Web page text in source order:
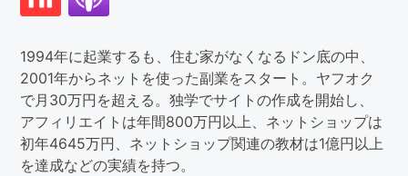
1994年に起業するも、住む家がなくなるドン底の中、
2001年からネットを使った副業をスタート。ヤフオク
で月30万円を超える。独学でサイトの作成を開始し、
アフィリエイトは年間800万円以上、ネットショップは
初年4645万円、ネットショップ関連の教材は1億円以上
を達成などの実績を持つ。